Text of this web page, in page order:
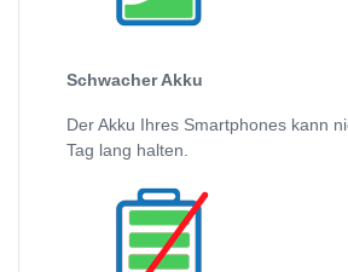
Schwacher Akku
Der Akku Ihres Smartphones kann
Tag lang halten.